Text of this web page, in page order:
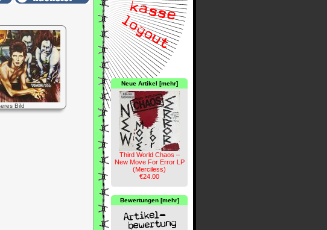
Neue Artikel [mehr]
Third World Chaos –
New Move For Error LP
(Merciless)
€24.00
Bewertungen [mehr]
Bild